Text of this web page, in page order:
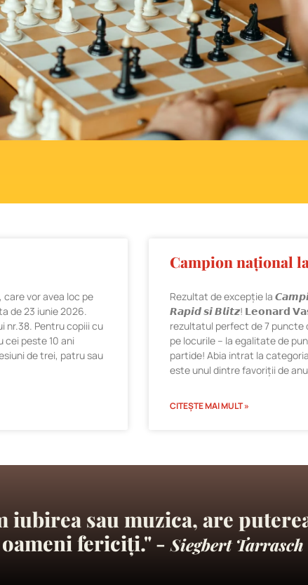
vor avea loc pe
de 23 iunie 2026.
nr.38. Pentru copiii cu
cei peste 10 ani
de trei, patru sau
Campion național
Rezultat de excepție la
𝙍𝙖𝙥𝙞𝙙 𝙨𝙞 𝘽𝙡𝙞𝙩𝙯! 𝗟𝗲𝗼𝗻𝗮𝗿𝗱
rezultatul perfect de 7 puncte
pe locurile – la egalitate de
partide! Abia intrat la
este unul dintre favoriții de
CITEȘTE MAI MULT »
iubirea sau muzica, are
fericiți." -Siegbert Tarrasch